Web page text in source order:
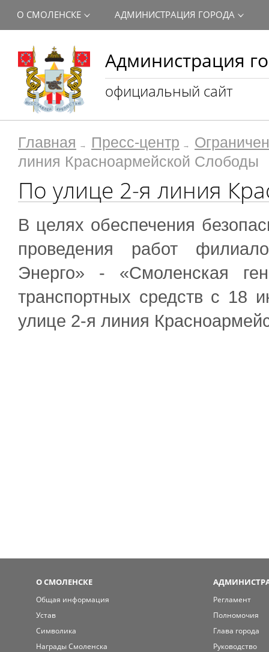
Администрация
официальный сайт
О СМОЛЕНСКЕ АДМИНИСТРАЦИЯ ГОРОДА
Главная Пресс-центр
линия Красноармейской Слободы
По улице 2-я линия
В целях обеспечения
проведения работ
Энерго» - «Смоленская
транспортных средств с
улице 2-я линия
О СМОЛЕНСКЕ
Общая информация
Устав
Символика
Награды Смоленска
Регламент
Полномочия
Глава города
Руководство